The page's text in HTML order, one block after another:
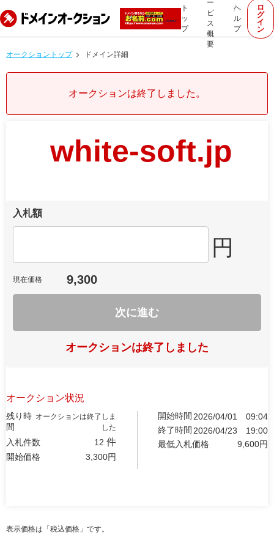
ト
ッ
プ
ー
ビ
ス
概
要
ヘ
ル
プ
ロ
グ
イ
ン
オークショントップ ドメイン詳細
オークションは終了しました。
white-soft.jp
入札額
円
現在価格 9,300
次に進む
オークションは終了しました
オークション状況
残り時
間
オークションは終了しま
した
入札件数 12 件
開始価格 3,300円
開始時間 2026/04/01
09:04
終了時間 2026/04/23
19:00
最低入札価格
9,600円
表示価格は「税込価格」です。